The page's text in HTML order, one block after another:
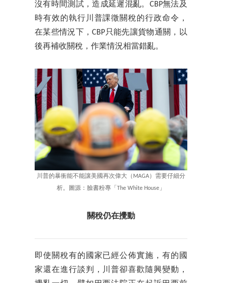
沒有時間測試，造成延遲混亂。CBP無法及
時有效的執行川普課徵關稅的行政命令，
在某些情況下，CBP只能先讓貨物通關，以
後再補收關稅，作業情況相當錯亂。
川普的暴衝能不能讓美國再次偉大（MAGA）需要仔細分
析。圖源：臉書粉專「The White House」
關稅仍在攪動
即使關稅有的國家已經公佈實施，有的國
家還在進行談判，川普卻喜歡隨興變動，